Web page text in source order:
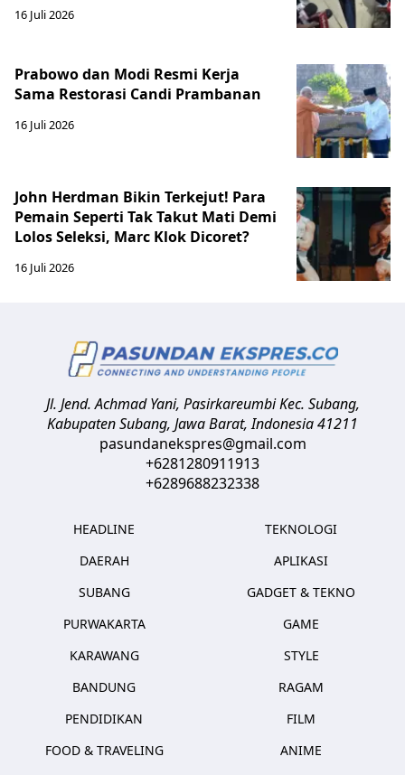
16 Juli 2026
Prabowo dan Modi Resmi Kerja
Sama Restorasi Candi Prambanan
16 Juli 2026
John Herdman Bikin Terkejut! Para
Pemain Seperti Tak Takut Mati Demi
Lolos Seleksi, Marc Klok Dicoret?
16 Juli 2026
Jl. Jend. Achmad Yani, Pasirkareumbi Kec. Subang,
Kabupaten Subang, Jawa Barat,Indonesia41211
pasundanekspres@gmail.com
+6281280911913
+6289688232338
HEADLINE
DAERAH
SUBANG
PURWAKARTA
KARAWANG
BANDUNG
PENDIDIKAN
FOOD & TRAVELING
TEKNOLOGI
APLIKASI
GADGET & TEKNO
GAME
STYLE
RAGAM
FILM
ANIME